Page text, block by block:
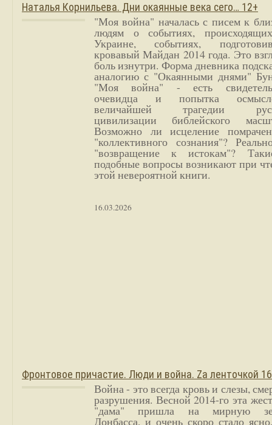
Наталья Корнильева. Дни окаянные века сего… 12+
"Моя война" началась с писем к
людям о событиях,
Украине, событиях,
кровавый Майдан 2014 года. Это
боль изнутри. Форма дневника
аналогию с "Окаянными днями"
"Моя война" - есть
очевидца и попытка
величайшей трагедии
цивилизации библейского
Возможно ли исцеление
"коллективного сознания"?
"возвращение к истокам"?
подобные вопросы возникают при
этой невероятной книги.
16.03.2026
Фронтовое причастие. Люди и война. Zа ленточкой
Война - это всегда кровь и слезы,
разрушения. Весной 2014-го эта
"дама" пришла на мирную
Донбасса, и очень скоро стало